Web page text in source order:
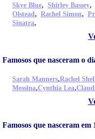
Skye Blue, Shirley Bassey,
Olstead, Rachel Simon,
Sinatra,
Famosos que nasceram o
Sarah Manners,Rachel
Messina,Cynthia Lea,
Famosos que nasceram em